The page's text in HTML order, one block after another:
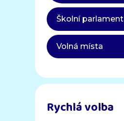
Školní parlament
Volná místa
Rychlá volba